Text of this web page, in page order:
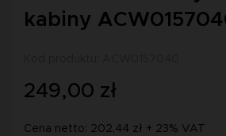
kabiny
249,00 zł
Cena netto: 202,44 zł + 23% VAT